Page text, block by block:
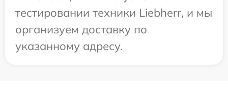
тестировании техники Liebherr, и мы
организуем доставку по
указанному адресу.